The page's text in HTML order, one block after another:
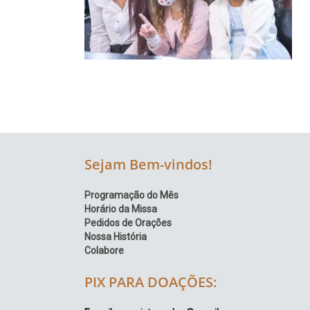
Região
Episcopal
Sé
–
Sejam Bem-vindos!
Programação do Mês
Horário da Missa
Pedidos de Orações
Nossa História
Colabore
PIX PARA DOAÇÕES: